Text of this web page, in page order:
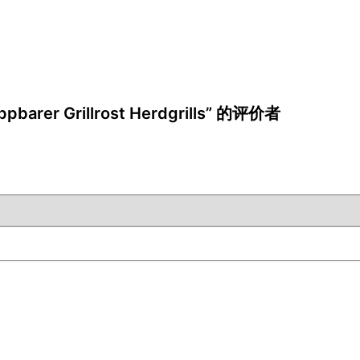
Grillrost Herdgrills” 的评价者